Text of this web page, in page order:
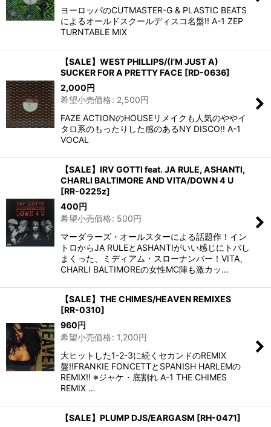
ヨーロッパのCUTMASTER-G & PLASTIC BEATS
によるオールドスクールディスコ名盤!! A-1 ZEP
TURNTABLE MIX
【SALE】WEST PHILLIPS/(I'M JUST A)
SUCKER FOR A PRETTY FACE [RD-0636]
2,000円
希望小売価格: 2,500円
FAZE ACTIONのHOUSEリメイクも人気のややイ
タロ系のもったりした感のあるNY DISCO!! A-1
VOCAL
【SALE】IRV GOTTI feat. JA RULE, ASHANTI,
CHARLI BALTIMORE AND VITA/DOWN 4 U
[RR-0225z]
400円
希望小売価格: 500円
マーダラーズ・オールスターによる話題作！イン
トロからJA RULEとASHANTIがいい感じにトバし
まくった、ミディアム・スローナンバー！VITA、
CHARLI BALTIMOREの女性MC陣も激カッ…
【SALE】THE CHIMES/HEAVEN REMIXES
[RR-0310]
960円
希望小売価格: 1,200円
大ヒットした1-2-3に続くセカンドのREMIX
盤!!FRANKIE FONCETTとSPANISH HARLEMの
REMIX!! ※ジャケ・底割れ A-1 THE CHIMES
REMIX …
【SALE】PLUMP DJS/EARGASM [RH-0471]